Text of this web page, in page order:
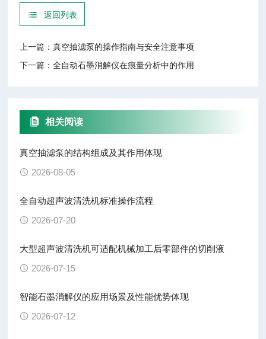
返回列表
上一篇：真空抽滤泵的操作指南与安全注意事项
下一篇：全自动石墨消解仪在痕量分析中的作用
相关阅读
真空抽滤泵的结构组成及其作用体现
2026-08-05
全自动超声波清洗机标准操作流程
2026-07-20
大型超声波清洗机可适配机械加工后零部件的切削液
2026-07-15
智能石墨消解仪的应用场景及性能优势体现
2026-07-12